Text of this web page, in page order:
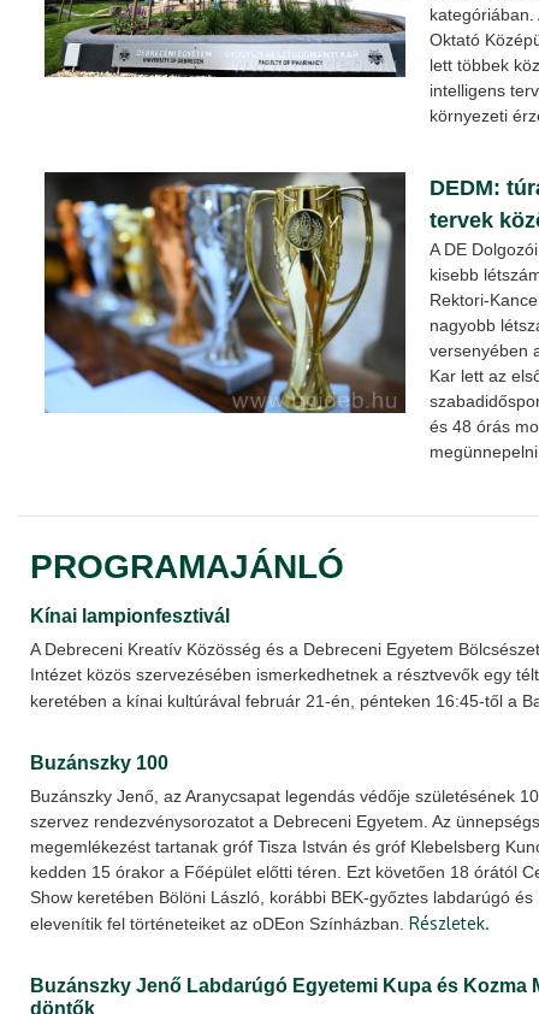
kategóriában.
Oktató
lett többek
intelligens
környezeti
DEDM:
tervek
A DE
kisebb
Rektori-
nagyobb
versenyében
Kar lett az
és 48 órás
PROGRAMAJÁNLÓ
Kínai lampionfesztivál
A Debreceni Kreatív Közösség és a Debreceni Egyetem
Intézet közös szervezésében ismerkedhetnek a résztvevők egy
keretében a kínai kultúrával február 21-én, pénteken 16:45-től a
Buzánszky 100
Buzánszky Jenő, az Aranycsapat legendás védője születésének
szervez rendezvénysorozatot a Debreceni Egyetem. Az
megemlékezést tartanak gróf Tisza István és gróf Klebelsberg
kedden 15 órakor a Főépület előtti téren. Ezt követően 18 órától
Show keretében Bölöni László, korábbi BEK-győztes labdarúgó
elevenítik fel történeteiket az oDEon Színházban. Részletek.
Buzánszky Jenő Labdarúgó Egyetemi Kupa és Kozma
döntők